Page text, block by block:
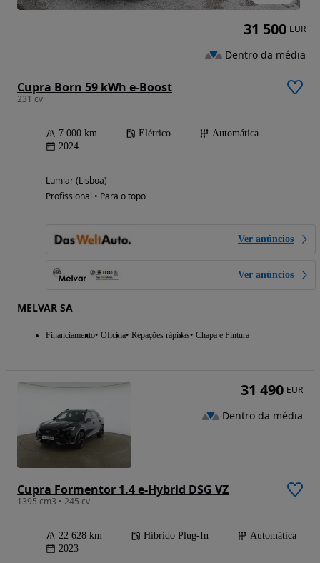
Cupra Born 59 kWh e-Boost
231 cv
7 000 km Elétrico
Automática
2024
Lumiar (Lisboa)
Profissional • Para o topo
Ver anúncios
Ver anúncios
MELVAR SA
Financiamento Oficina Repações rápidas Chapa e Pintura
31 500 EUR
Dentro da média
Cupra Formentor 1.4 e-Hybrid DSG VZ
1395 cm3 • 245 cv
22 628 km Híbrido Plug-In
Automática
2023
31 490 EUR
Dentro da média